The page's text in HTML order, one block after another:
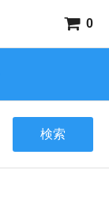
0
検索